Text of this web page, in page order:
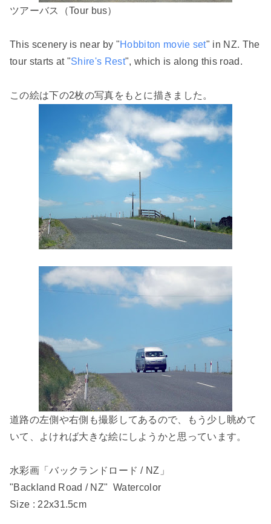
ツアーバス（Tour bus）
This scenery is near by "Hobbiton movie set" in NZ. The
tour starts at "Shire's Rest", which is along this road.
この絵は下の2枚の写真をもとに描きました。
道路の左側や右側も撮影してあるので、もう少し眺めて
いて、よければ大きな絵にしようかと思っています。
水彩画「バックランドロード / NZ」
"Backland Road / NZ" Watercolor
Size : 22x31.5cm